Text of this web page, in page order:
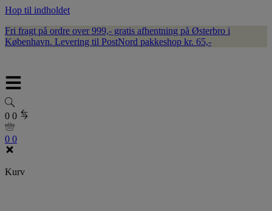
Hop til indholdet
Fri fragt på ordre over 999,- gratis afhentning på Østerbro i
København. Levering til PostNord pakkeshop kr. 65,-
0 0
0 0
Kurv